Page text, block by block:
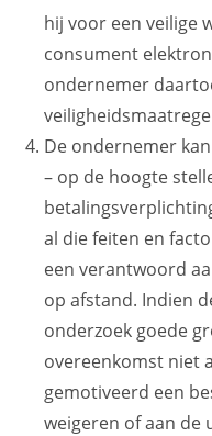
hij voor een veilige
consument
ondernemer
De ondernemer
– op de hoogte
al die feiten en
een verantwoord
op afstand. Indien
onderzoek goede
overeenkomst niet
gemotiveerd een
weigeren of aan de